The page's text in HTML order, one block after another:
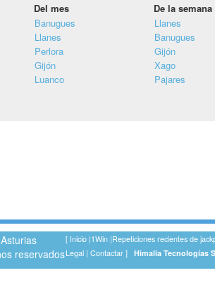
Del mes
De la semana
Banugues
Llanes
Perlora
Gijón
Luanco
Llanes
Banugues
Gijón
Xago
Pajares
reservados
[ Inicio |1Win |Repeticiones recientes de
Legal | Contactar ] Himalia Tecnologías